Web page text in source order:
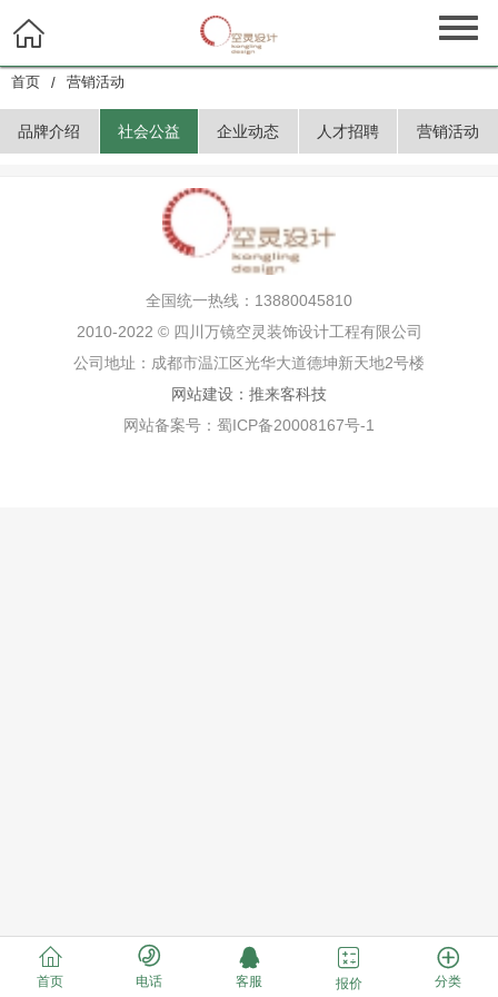

首页 / 营销活动
品牌介绍 社会公益 企业动态 人才招聘 营销活动
全国统一热线：13880045810
2010-2022 © 四川万镜空灵装饰设计工程有限公司
公司地址：成都市温江区光华大道德坤新天地2号楼
网站建设：推来客科技
网站备案号：蜀ICP备20008167号-1

首页

电话

客服

报价

分类